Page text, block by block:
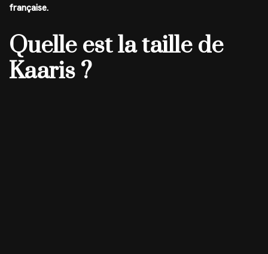
française.
Quelle est la taille de
Kaaris ?